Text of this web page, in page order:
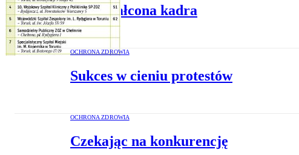
Wykształcona kadra
OCHRONA ZDROWIA
Sukces w cieniu protestów
OCHRONA ZDROWIA
Czekając na konkurencję